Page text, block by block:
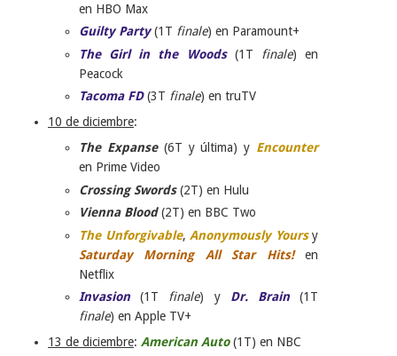
en HBO Max
Guilty Party(1T finale) en Paramount+
The Girl in the Woods(1T finale) en
Peacock
Tacoma FD(3T finale) en truTV
10 de diciembre:
The Expanse(6T y última) y Encounter
en Prime Video
Crossing Swords(2T) en Hulu
Vienna Blood(2T) en BBC Two
The Unforgivable, Anonymously Yoursy
Saturday Morning All Star Hits!en
Netflix
Invasion (1T finale) y Dr. Brain(1T
finale) en Apple TV+
13 de diciembre: American Auto(1T) en NBC